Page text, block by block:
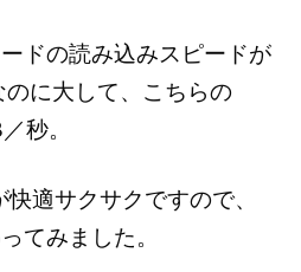
ドの読み込みスピードが
に大して、こちらの
秒。
適サクサクですので、
てみました。